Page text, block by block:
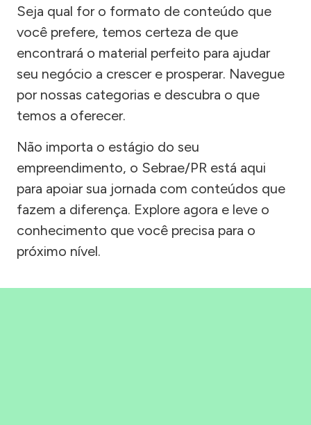
Seja qual for o formato de conteúdo que
você prefere, temos certeza de que
encontrará o material perfeito para ajudar
seu negócio a crescer e prosperar. Navegue
por nossas categorias e descubra o que
temos a oferecer.
Não importa o estágio do seu
empreendimento, o Sebrae/PR está aqui
para apoiar sua jornada com conteúdos que
fazem a diferença. Explore agora e leve o
conhecimento que você precisa para o
próximo nível.